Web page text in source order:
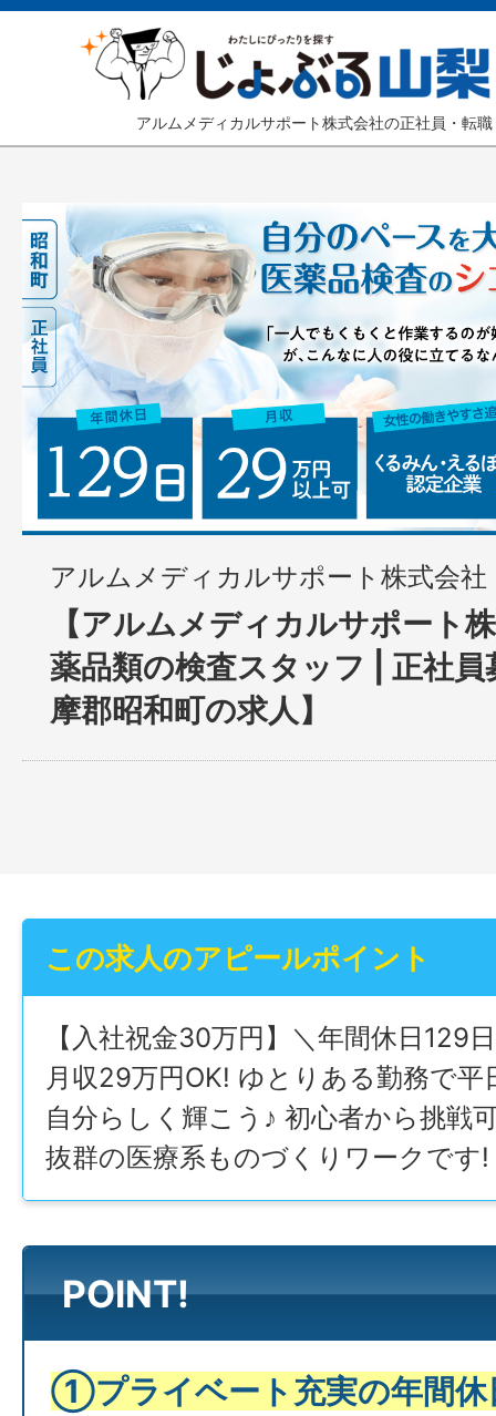
アルムメディカルサポート株式会社の正社員・転
アルムメディカルサポート株式会社
【アルムメディカルサポート
薬品類の検査スタッフ | 正社員
摩郡昭和町の求人】
この求人のアピールポイント
【入社祝金30万円】＼年間休日129
月収29万円OK! ゆとりある勤務で平
自分らしく輝こう♪ 初心者から挑戦
抜群の医療系ものづくりワークです!
POINT!
①プライベート充実の年間休